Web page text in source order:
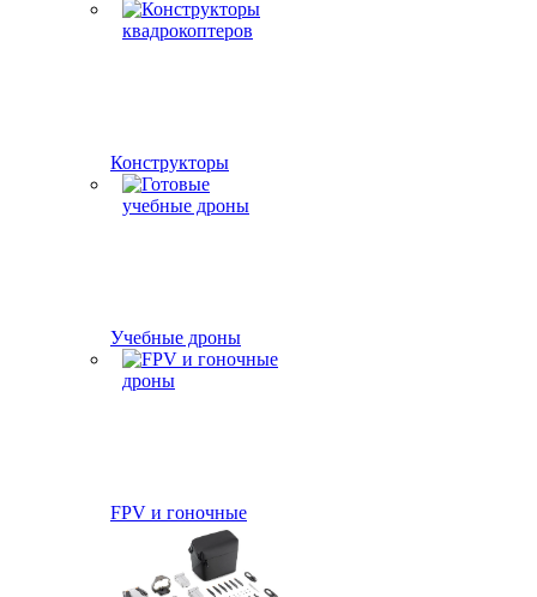
Конструкторы
Учебные дроны
FPV и гоночные